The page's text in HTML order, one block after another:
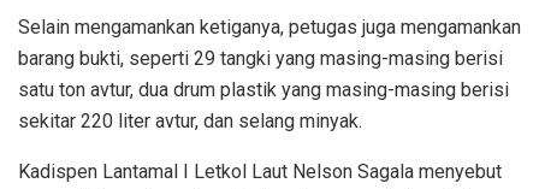
Selain mengamankan ketiganya, petugas juga mengamankan
barang bukti, seperti 29 tangki yang masing-masing berisi
satu ton avtur, dua drum plastik yang masing-masing berisi
sekitar 220 liter avtur, dan selang minyak.
Kadispen Lantamal I Letkol Laut Nelson Sagala menyebut